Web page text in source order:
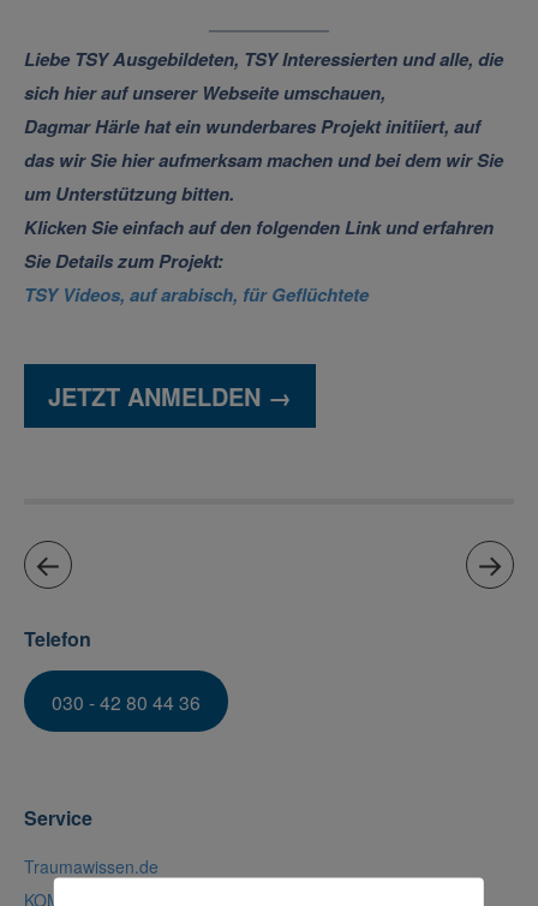
Liebe TSY Ausgebildeten, TSY Interessierten und alle, die
sich hier auf unserer Webseite umschauen,
Dagmar Härle hat ein wunderbares Projekt initiiert, auf
das wir Sie hier aufmerksam machen und bei dem wir Sie
um Unterstützung bitten.
Klicken Sie einfach auf den folgenden Link und erfahren
Sie Details zum Projekt:
TSY Videos, auf arabisch, für Geflüchtete
JETZT ANMELDEN →
Telefon
030 - 42 80 44 36
Service
Traumawissen.de
KOMPASS – finanzielle Förderung von Fortbildungen